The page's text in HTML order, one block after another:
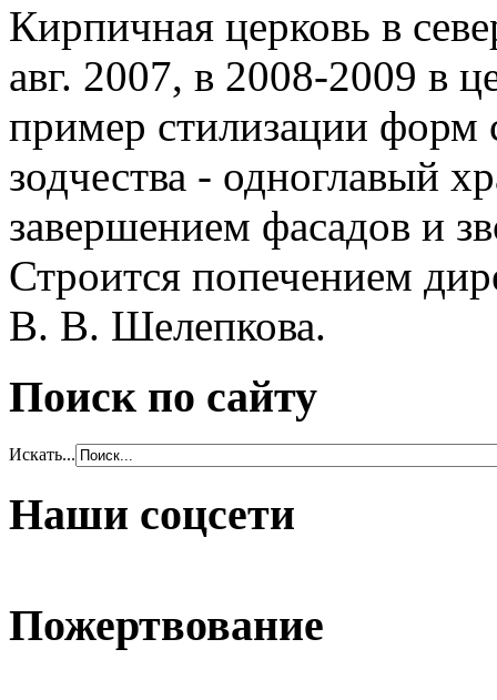
Кирпичная церковь в
авг. 2007, в 2008-2009 в
пример стилизации форм
зодчества - одноглавый
завершением фасадов и
Строится попечением
В. В. Шелепкова.
Поиск по сайту
Искать...
Наши соцсети
Пожертвование